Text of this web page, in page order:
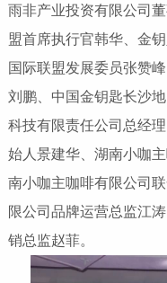
雨非产业投资有限公司
盟首席执行官韩华、金
国际联盟发展委员张赞
刘鹏、中国金钥匙长沙
科技有限责任公司总经
始人景建华、湖南小咖
南小咖主咖啡有限公司
限公司品牌运营总监江
销总监赵菲。